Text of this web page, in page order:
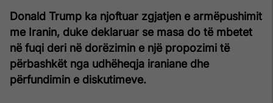
Donald Trump ka njoftuar zgjatjen e armëpushimit
me Iranin, duke deklaruar se masa do të mbetet
në fuqi deri në dorëzimin e një propozimi të
përbashkët nga udhëheqja iraniane dhe
përfundimin e diskutimeve.